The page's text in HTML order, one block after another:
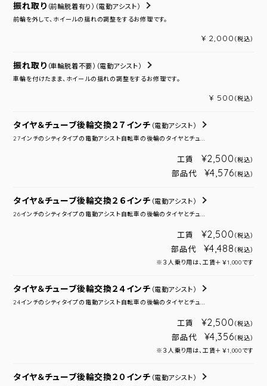
振れ取り （前輪脱着有り） （電動アシスト）
前輪を外して、ホイールの揺れの調整をするお修理です。
¥ 2,000 （税込）
振れ取り （車輪脱着不要） （電動アシスト）
車輪を付けたまま、ホイールの揺れの調整をするお修理です。
¥ 500 （税込）
タイヤ＆チューブ後輪交換２７インチ （電動アシスト）
27インチのシティタイプの電動アシスト自転車の後輪のタイヤとチュ...
工賃 ¥2,500 （税込）
部品代 ¥4,576（税込）
タイヤ＆チューブ後輪交換２６インチ （電動アシスト）
26インチのシティタイプの電動アシスト自転車の後輪のタイヤとチュ...
工賃 ¥2,500 （税込）
部品代 ¥4,488 （税込）
※３人乗り用は、工賃＋￥1,000です
タイヤ＆チューブ後輪交換２４インチ （電動アシスト）
24インチのシティタイプの電動アシスト自転車の後輪のタイヤとチュ...
工賃 ¥2,500 （税込）
部品代 ¥4,356（税込）
※３人乗り用は、工賃＋￥1,000です
タイヤ＆チューブ後輪交換２０インチ （電動アシスト）